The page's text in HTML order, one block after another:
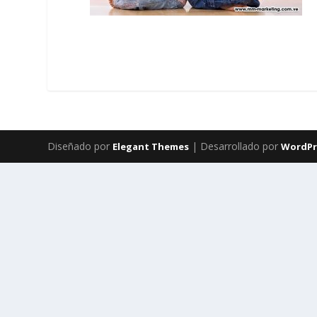
Diseñado por Elegant Themes | Desarrollado por